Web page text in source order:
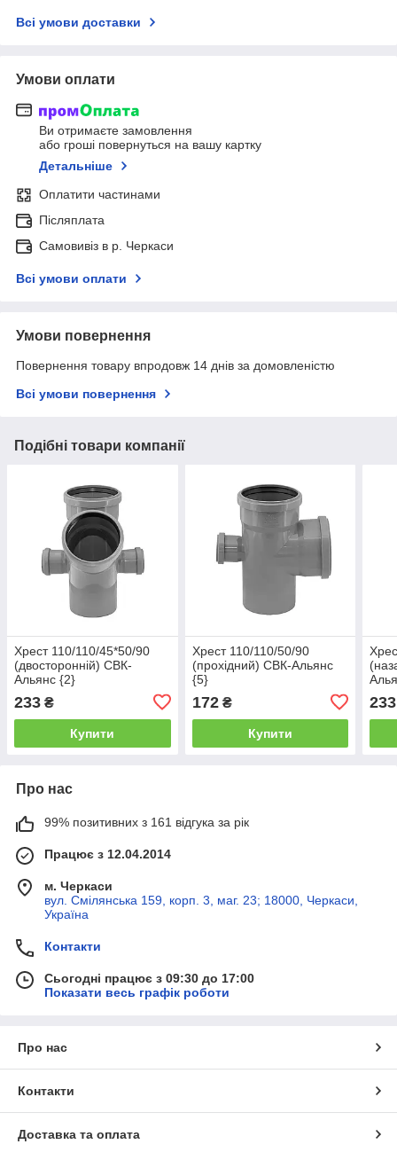
Всі умови доставки
Умови оплати
Ви отримаєте замовлення
або гроші повернуться на вашу картку
Детальніше
Оплатити частинами
Післяплата
Самовивіз в р. Черкаси
Всі умови оплати
Умови повернення
Повернення товару впродовж 14 днів за домовленістю
Всі умови повернення
Подібні товари компанії
Хрест 110/110/45*50/90
(двосторонній) СВК-
Альянс {2}
233 ₴
Купити
Хрест 110/110/50/90
(прохідний) СВК-Альянс
{5}
172₴
Купити
233
Про нас
99% позитивних з 161 відгука за рік
Працює з 12.04.2014
м. Черкаси
вул. Смілянська 159, корп. 3, маг. 23; 18000, Черкаси,
Україна
Контакти
Сьогодні працює з 09:30 до 17:00
Показати весь графік роботи
Про нас
Контакти
Доставка та оплата